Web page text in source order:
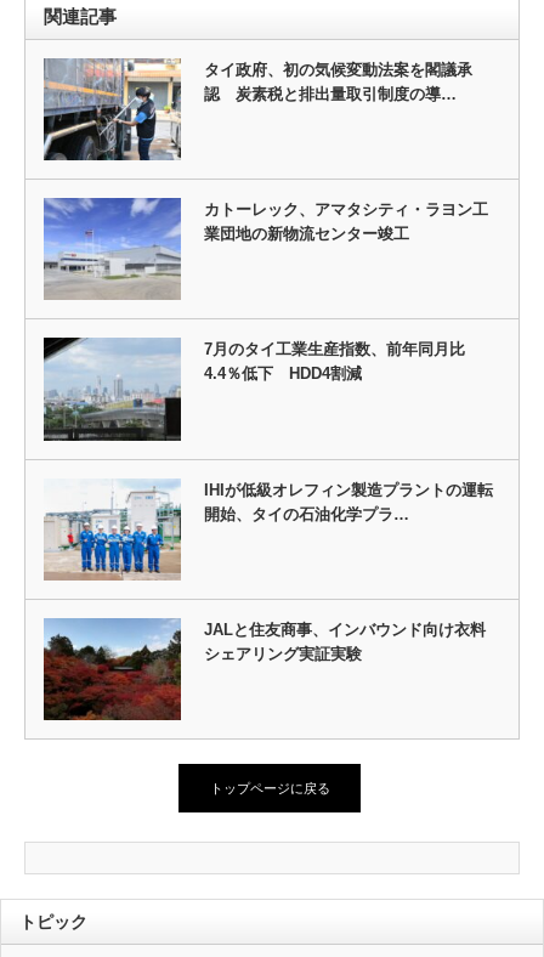
関連記事
タイ政府、初の気候変動法案を閣議承
認 炭素税と排出量取引制度の導…
カトーレック、アマタシティ・ラヨン工
業団地の新物流センター竣工
7月のタイ工業生産指数、前年同月比
4.4％低下 HDD4割減
IHIが低級オレフィン製造プラントの運転
開始、タイの石油化学プラ…
JALと住友商事、インバウンド向け衣料
シェアリング実証実験
トップページに戻る
トピック